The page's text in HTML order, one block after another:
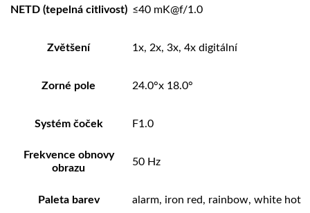
NETD (tepelná citlivost) ≤40 mK@f/1.0
Zvětšení 1x, 2x, 3x, 4x digitální
Zorné pole 24.0°x 18.0°
Systém čoček F1.0
Frekvence obnovy
obrazu
50 Hz
Paleta barev alarm, iron red, rainbow, white hot